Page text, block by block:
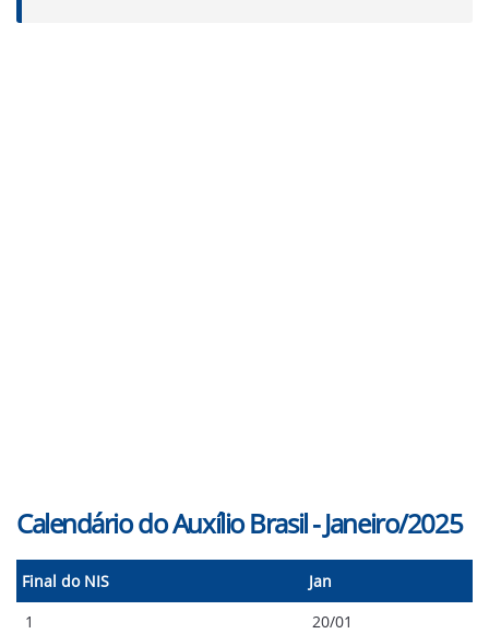
Calendário do Auxílio Brasil - Janeiro/2025
Final do NIS
Jan
1
20/01